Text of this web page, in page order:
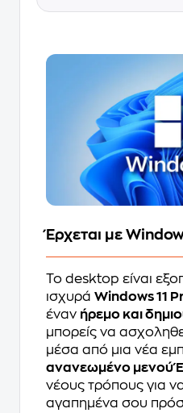
Έρχεται με
Το desktop είναι
ισχυρά Windows 11
έναν ήρεμο και
μπορείς να
μέσα από μια νέα
ανανεωμένο μενού
νέους τρόπους για
αγαπημένα σου